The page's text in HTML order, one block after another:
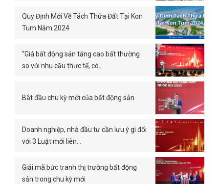
Quy Định Mới Về Tách Thửa Đất Tại Kon
Tum Năm 2024
“Giá bất động sản tăng cao bất thường
so với nhu cầu thực tế, có…
Bắt đầu chu kỳ mới của bất động sản
Doanh nghiệp, nhà đầu tư cần lưu ý gì đối
với 3 Luật mới liên…
Giải mã bức tranh thị trường bất động
sản trong chu kỳ mới